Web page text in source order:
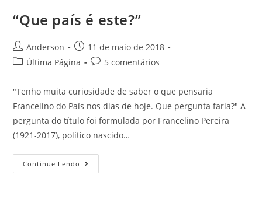
“Que país é este?”
Anderson
11 de maio de 2018
Última Página
5 comentários
"Tenho muita curiosidade de saber o que pensaria
Francelino do País nos dias de hoje. Que pergunta faria?" A
pergunta do título foi formulada por Francelino Pereira
(1921-2017), político nascido…
Continue Lendo